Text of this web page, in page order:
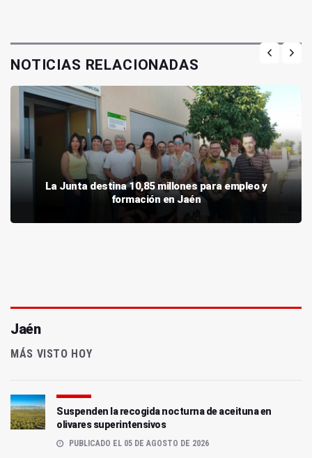
NOTICIAS RELACIONADAS
La Junta destina 10,85 millones para empleo y
formación en Jaén
Jaén
MÁS VISTO HOY
Suspenden la recogida nocturna de aceituna en
olivares superintensivos
PUBLICADO EL 05 DE AGOSTO DE 2026